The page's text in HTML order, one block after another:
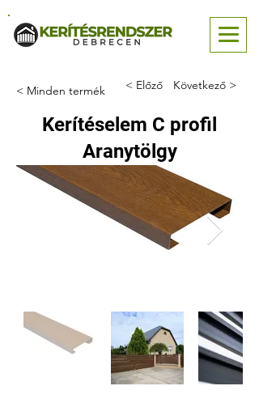
< Minden termék < Előző Következő >
Kerítéselem C profil
Aranytölgy